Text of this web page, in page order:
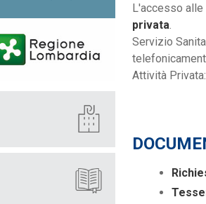
L'accesso
privata.
Servizio
Attività